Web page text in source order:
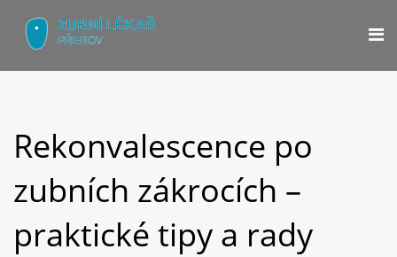
Rekonvalescence po
zubních zákrocích –
praktické tipy a rady